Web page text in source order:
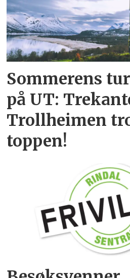
Sommerens
på UT:
Trollheimen
toppen!